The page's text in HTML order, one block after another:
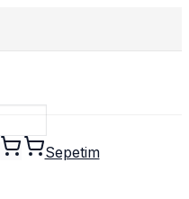
Sepetim